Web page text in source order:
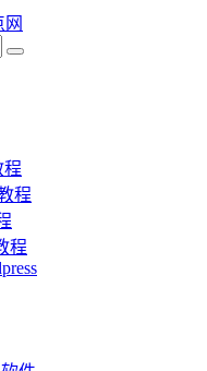
程
程
程